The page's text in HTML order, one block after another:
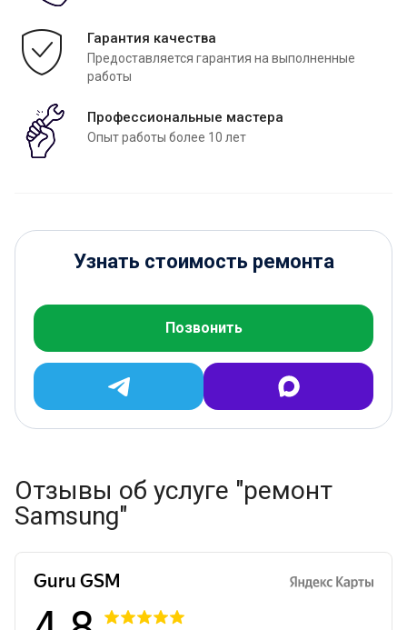
Гарантия качества
Предоставляется гарантия на выполненные
работы
Профессиональные мастера
Опыт работы более 10 лет
Узнать стоимость ремонта
Позвонить
Отзывы об услуге "ремонт
Samsung"